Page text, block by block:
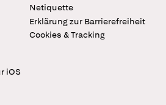
Netiquette
Erklärung zur Barrierefreiheit
Cookies & Tracking
iOS